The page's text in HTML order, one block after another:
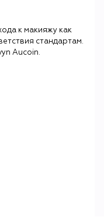
к макияжу как
стандартам.
Aucoin.